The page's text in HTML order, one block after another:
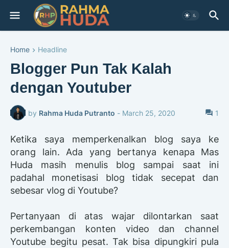
Home Headline
Blogger Pun Tak Kalah
dengan Youtuber
by Rahma Huda Putranto - March 25, 2020 1
Ketika saya memperkenalkan blog saya ke
orang lain. Ada yang bertanya kenapa Mas
Huda masih menulis blog sampai saat ini
padahal monetisasi blog tidak secepat dan
sebesar vlog di Youtube?
Pertanyaan di atas wajar dilontarkan saat
perkembangan konten video dan channel
Youtube begitu pesat. Tak bisa dipungkiri pula